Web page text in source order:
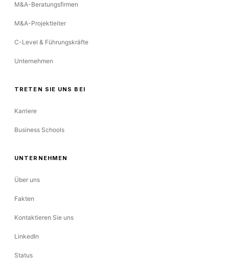
M&A-Beratungsfirmen
M&A-Projektleiter
C-Level & Führungskräfte
Unternehmen
TRETEN SIE UNS BEI
Karriere
Business Schools
UNTERNEHMEN
Über uns
Fakten
Kontaktieren Sie uns
LinkedIn
Status